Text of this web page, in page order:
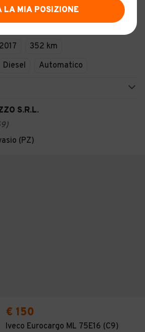
352 km
Diesel Automatico
S.R.L.
)
(PZ)
€ 150
Iveco Eurocargo ML 75E16 (C9)
LA MIA POSIZIONE